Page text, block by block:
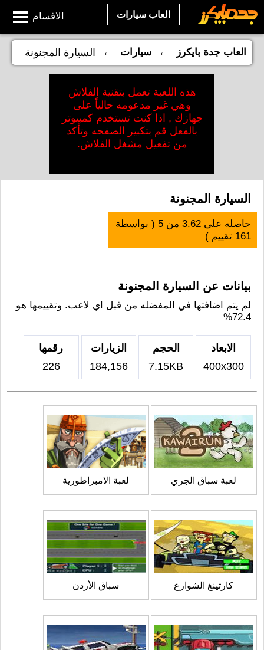
الاقسام العاب سيارات
العاب جدة بايكرز ← سيارات ← السيارة المجنونة
هذه اللعبة تعمل بتقنية الفلاش
وهي غير مدعومه حالياً على
جهازك , اذا كنت تستخدم كمبيوتر
بالفعل قم بتكبير الصفحه وتأكد
من تفعيل مشغل الفلاش.
السيارة المجنونة
حاصله على3.62 من5 ( بواسطة
161 تقييم )
بيانات عن السيارة المجنونة
لم يتم اضافتها في المفضله من قبل اي لاعب. وتقييمها هو
72.4%
الابعاد
400x300
الحجم
7.15KB
الزيارات
184,156
رقمها
226
لعبة سباق الجري لعبة الامبراطورية
كارتينغ الشوارع سباق الأردن